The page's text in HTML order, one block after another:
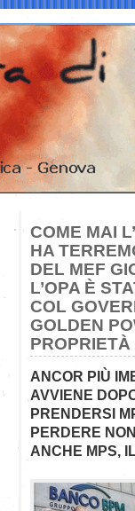
COME MAI
HA
DEL MEF
L’OPA È
COL
GOLDEN
PROPRIETÀ
ANCOR PIÙ
AVVIENE
PRENDERSI
PERDERE
ANCHE MPS,